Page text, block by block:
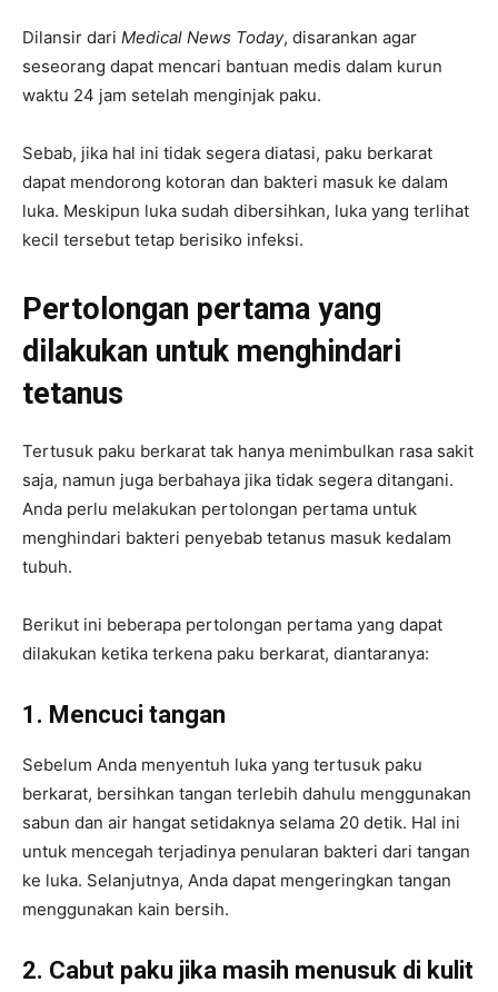
Dilansir dari Medical News Today, disarankan agar
seseorang dapat mencari bantuan medis dalam kurun
waktu 24 jam setelah menginjak paku.
Sebab, jika hal ini tidak segera diatasi, paku berkarat
dapat mendorong kotoran dan bakteri masuk ke dalam
luka. Meskipun luka sudah dibersihkan, luka yang terlihat
kecil tersebut tetap berisiko infeksi.
Pertolongan pertama yang
dilakukan untuk menghindari
tetanus
Tertusuk paku berkarat tak hanya menimbulkan rasa sakit
saja, namun juga berbahaya jika tidak segera ditangani.
Anda perlu melakukan pertolongan pertama untuk
menghindari bakteri penyebab tetanus masuk kedalam
tubuh.
Berikut ini beberapa pertolongan pertama yang dapat
dilakukan ketika terkena paku berkarat, diantaranya:
1. Mencuci tangan
Sebelum Anda menyentuh luka yang tertusuk paku
berkarat, bersihkan tangan terlebih dahulu menggunakan
sabun dan air hangat setidaknya selama 20 detik. Hal ini
untuk mencegah terjadinya penularan bakteri dari tangan
ke luka. Selanjutnya, Anda dapat mengeringkan tangan
menggunakan kain bersih.
2. Cabut paku jika masih menusuk di kulit